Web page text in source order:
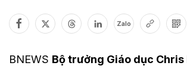
Zalo
BNEWS Bộ trưởng Giáo dục Chris